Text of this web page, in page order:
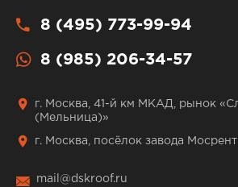
8 (495) 773-99-94
8 (985) 206-34-57
г. Москва, 41-й км МКАД, рынок
(Мельница)»
г. Москва, посёлок завода
mail@dskroof.ru